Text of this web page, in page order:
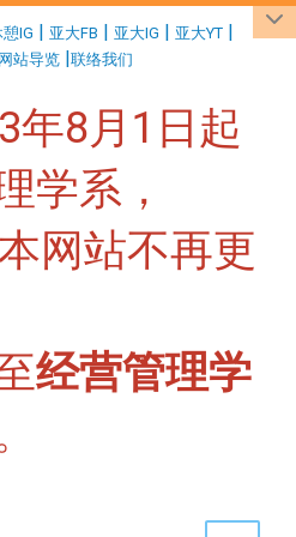
IG | 亚大FB | 亚大IG | 亚大YT |
网站导览 |联络我们
年8月1日起
学系，
网站不再更
经营管理学